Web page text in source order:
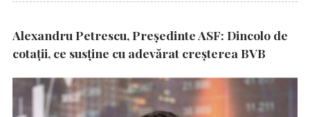
Alexandru Petrescu, Președinte ASF: Dincolo de
cotații, ce susține cu adevărat creșterea BVB